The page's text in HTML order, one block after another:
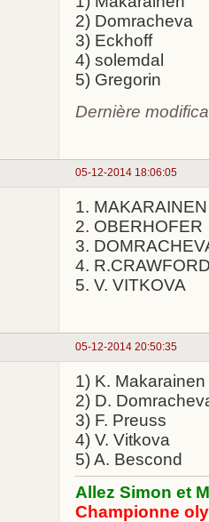
2) Domracheva
3) Eckhoff
4) solemdal
5) Gregorin
Dernière
05-12-2014 18:06:05
1. MAKARAINEN
2. OBERHOFER
3.
4.
5. V. VITKOVA
05-12-2014 20:50:35
1) K. Makarainen
2) D.
3) F. Preuss
4) V. Vitkova
5) A. Bescond
Allez Simon et
Championne